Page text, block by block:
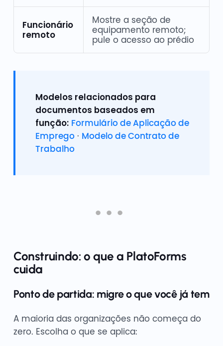
Funcionário
remoto
Mostre a seção de
equipamento remoto;
pule o acesso ao prédio
Modelos relacionados para
documentos baseados em
função: Formulário de Aplicação de
Emprego· Modelo de Contrato de
Trabalho
Construindo: o que a PlatoForms
cuida
Ponto de partida: migre o que você já tem
A maioria das organizações não começa do
zero. Escolha o que se aplica: